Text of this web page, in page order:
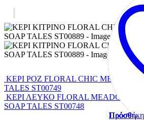
ΚΕΡΙ ΡΟΖ FLORAL CHIC ΜΕ
TALES ST00749
ΚΕΡΙ ΛΕΥΚΟ FLORAL
SOAP TALES ST00748
Πρόσθήκη
Πρόσθήκη
Πρόσθήκη
Πρόσθήκη
Πρόσθήκη
Πρόσθήκη
Πρόσθήκη
Πρόσθήκη
Πρόσθήκη
Πρόσθήκη